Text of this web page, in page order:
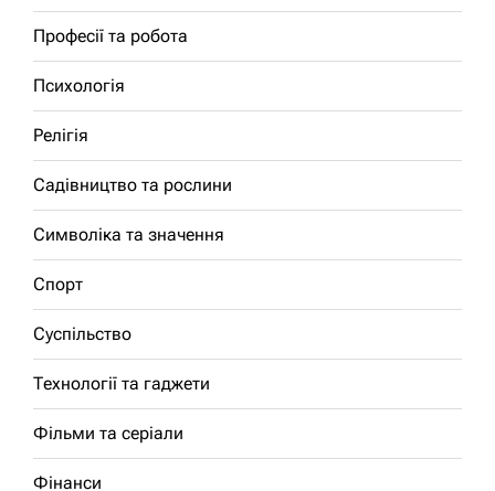
Професії та робота
Психологія
Релігія
Садівництво та рослини
Символіка та значення
Спорт
Суспільство
Технології та гаджети
Фільми та серіали
Фінанси